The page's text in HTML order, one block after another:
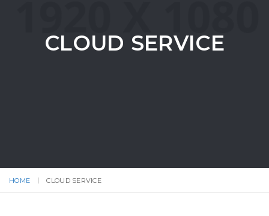
CLOUD SERVICE
HOME CLOUD SERVICE